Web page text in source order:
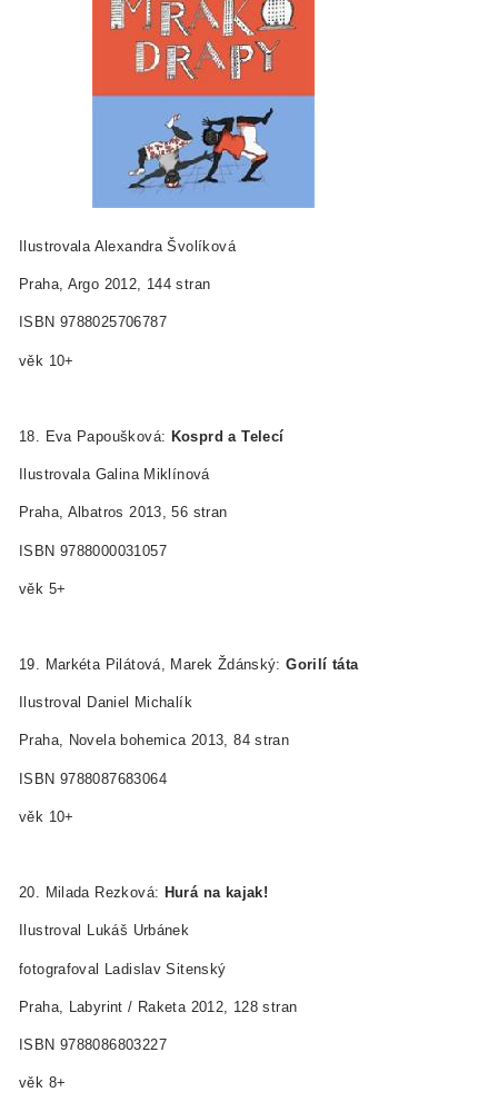
Ilustrovala Alexandra Švolíková
Praha, Argo 2012, 144 stran
ISBN 978­80­257­0678­7
věk 10+
18. Eva Papoušková: Kosprd a Telecí
Ilustrovala Galina Miklínová
Praha, Albatros 2013, 56 stran
ISBN 978­80­00­03105­7
věk 5+
19. Markéta Pilátová, Marek Ždánský:Gorilí táta
Ilustroval Daniel Michalík
Praha, Novela bohemica 2013, 84 stran
ISBN 978­80­87683­06­4
věk 10+
20. Milada Rezková: Hurá na kajak!
Ilustroval Lukáš Urbánek
fotografoval Ladislav Sitenský
Praha, Labyrint / Raketa 2012, 128 stran
ISBN 978­80­86803­22­7
věk 8+